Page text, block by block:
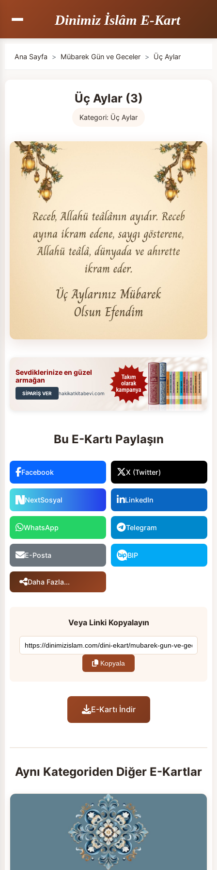
Dinimiz İslâm E-Kart
Ana Sayfa > Mübarek Gün ve Geceler > Üç Aylar
Üç Aylar (3)
Kategori: Üç Aylar
Sevdiklerinize en güzel
armağan
SİPARİŞ VER hakikatkitabevi.com
Bu E-Kartı Paylaşın
Facebook X (Twitter)
NextSosyal LinkedIn
WhatsApp Telegram
E-Posta BIP
Daha Fazla...
Veya Linki Kopyalayın
Kopyala
E-Kartı İndir
Aynı Kategoriden Diğer E-Kartlar